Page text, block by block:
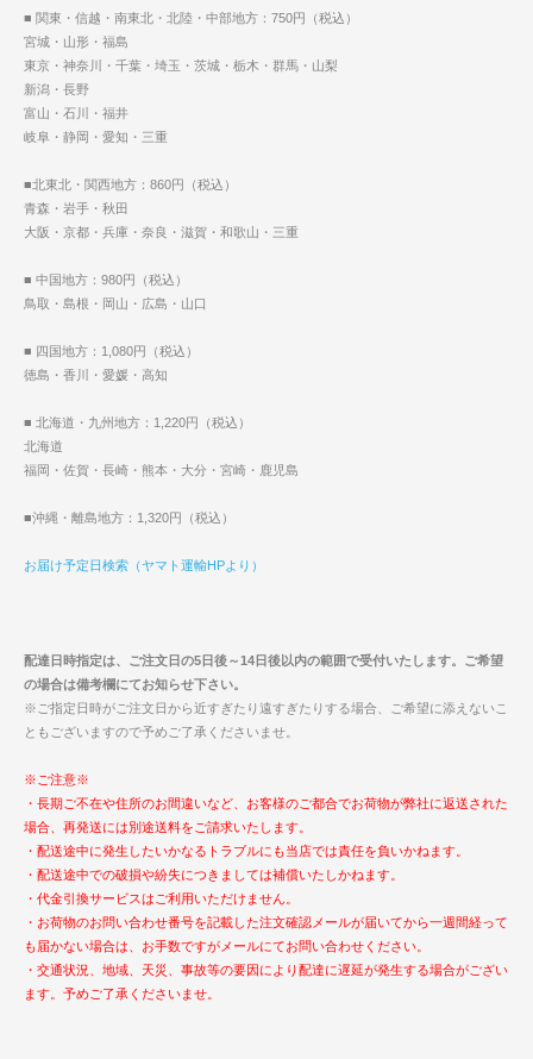
■ 関東・信越・南東北・北陸・中部地方：750円（税込）
宮城・山形・福島
東京・神奈川・千葉・埼玉・茨城・栃木・群馬・山梨
新潟・長野
富山・石川・福井
岐阜・静岡・愛知・三重
■北東北・関西地方：860円（税込）
青森・岩手・秋田
大阪・京都・兵庫・奈良・滋賀・和歌山・三重
■ 中国地方：980円（税込）
鳥取・島根・岡山・広島・山口
■ 四国地方：1,080円（税込）
徳島・香川・愛媛・高知
■ 北海道・九州地方：1,220円（税込）
北海道
福岡・佐賀・長崎・熊本・大分・宮崎・鹿児島
■沖縄・離島地方：1,320円（税込）
お届け予定日検索（ヤマト運輸HPより）
配達日時指定は、ご注文日の5日後～14日後以内の範囲で受付いたします。ご希望
の場合は備考欄にてお知らせ下さい。
※ご指定日時がご注文日から近すぎたり遠すぎたりする場合、ご希望に添えないこ
ともございますので予めご了承くださいませ。
※ご注意※
・長期ご不在や住所のお間違いなど、お客様のご都合でお荷物が弊社に返送された
場合、再発送には別途送料をご請求いたします。
・配送途中に発生したいかなるトラブルにも当店では責任を負いかねます。
・配送途中での破損や紛失につきましては補償いたしかねます。
・代金引換サービスはご利用いただけません。
・お荷物のお問い合わせ番号を記載した注文確認メールが届いてから一週間経って
も届かない場合は、お手数ですがメールにてお問い合わせください。
・交通状況、地域、天災、事故等の要因により配達に遅延が発生する場合がござい
ます。予めご了承くださいませ。